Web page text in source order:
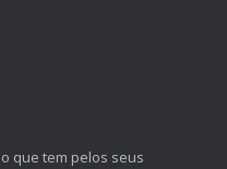
que tem pelos seus